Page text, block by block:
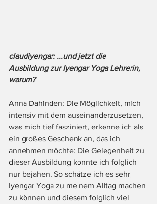
claudiyengar: ...und jetzt die
Ausbildung zur Iyengar Yoga Lehrerin,
warum?
Anna Dahinden: Die Möglichkeit, mich
intensiv mit dem auseinanderzusetzen,
was mich tief fasziniert, erkenne ich als
ein großes Geschenk an, das ich
annehmen möchte: Die Gelegenheit zu
dieser Ausbildung konnte ich folglich
nur bejahen. So schätze ich es sehr,
Iyengar Yoga zu meinem Alltag machen
zu können und diesem folglich viel